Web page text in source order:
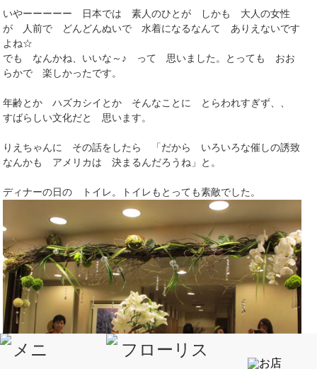
いやーーーーー 日本では 素人のひとが しかも 大人の女性
が 人前で どんどんぬいで 水着になるなんて ありえないです
よね☆
でも なんかね、いいな～♪ って 思いました。とっても おお
らかで 楽しかったです。
年齢とか ハズカシイとか そんなことに とらわれすぎず、、
すばらしい文化だと 思います。
りえちゃんに その話をしたら 「だから いろいろな催しの誘致
なんかも アメリカは 決まるんだろうね」と。
ディナーの日の トイレ。トイレもとっても素敵でした。